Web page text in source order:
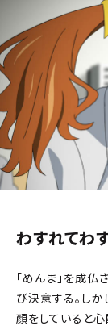
わすれてわ
「めんま」を成仏
び決意する。しか
顔をしていると心